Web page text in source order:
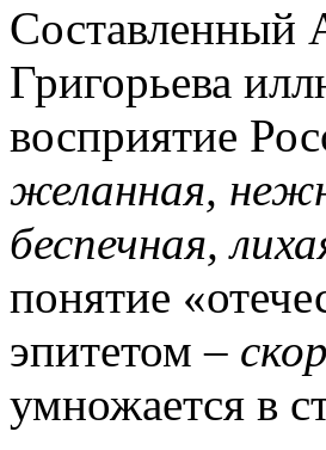
Составленный
Григорьева
восприятие
желанная,
беспечная,
понятие
эпитетом –
умножается в